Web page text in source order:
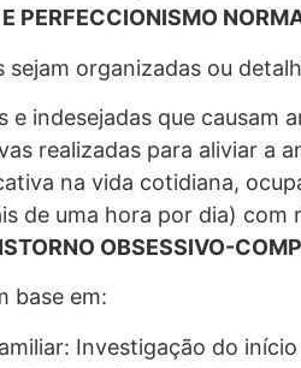
PERFECCIONISMO
sejam organizadas ou
e indesejadas que causam
realizadas para aliviar a
na vida cotidiana,
de uma hora por dia) com
OBSESSIVO-
base em:
Investigação do